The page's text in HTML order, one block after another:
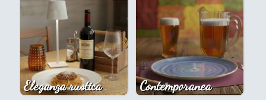
Eleganza rustica Contemporanea